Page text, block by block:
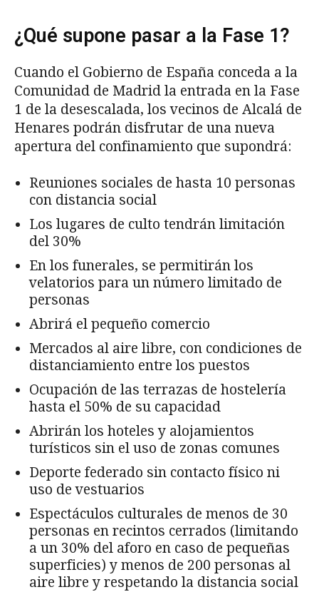
¿Qué supone pasar a la Fase 1?
Cuando el Gobierno de España conceda a la
Comunidad de Madrid la entrada en la Fase
1 de la desescalada, los vecinos de Alcalá de
Henares podrán disfrutar de una nueva
apertura del confinamiento que supondrá:
Reuniones sociales de hasta 10 personas
con distancia social
Los lugares de culto tendrán limitación
del 30%
En los funerales, se permitirán los
velatorios para un número limitado de
personas
Abrirá el pequeño comercio
Mercados al aire libre, con condiciones de
distanciamiento entre los puestos
Ocupación de las terrazas de hostelería
hasta el 50% de su capacidad
Abrirán los hoteles y alojamientos
turísticos sin el uso de zonas comunes
Deporte federado sin contacto físico ni
uso de vestuarios
Espectáculos culturales de menos de 30
personas en recintos cerrados (limitando
a un 30% del aforo en caso de pequeñas
superficies) y menos de 200 personas al
aire libre y respetando la distancia social